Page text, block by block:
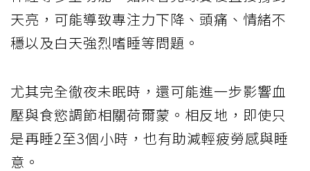
天亮，可能導致專注力下降、頭痛、情緒不
穩以及白天強烈嗜睡等問題。
尤其完全徹夜未眠時，還可能進一步影響血
壓與食慾調節相關荷爾蒙。相反地，即使只
是再睡2至3個小時，也有助減輕疲勞感與睡
意。